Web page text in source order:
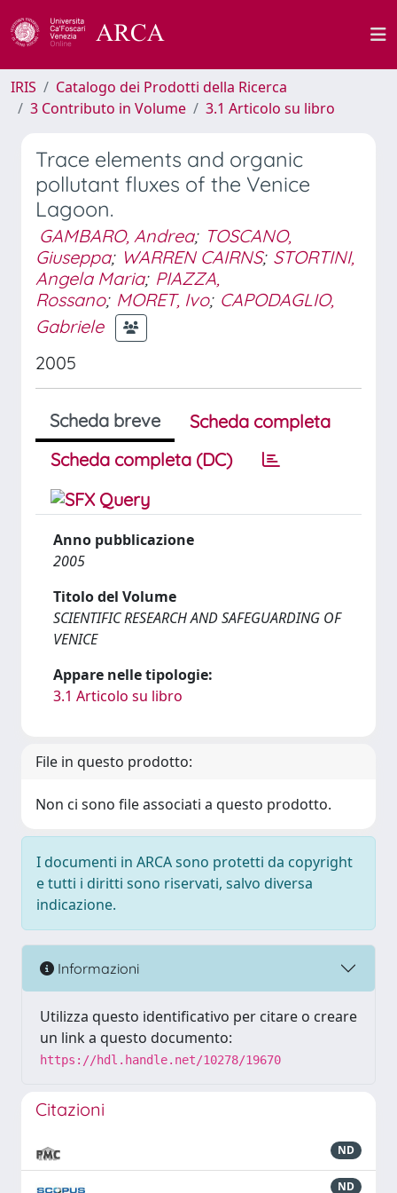
IRIS
Catalogo dei Prodotti della Ricerca
3 Contributo in Volume
3.1 Articolo su libro
Trace elements and organic
pollutant fluxes of the Venice
Lagoon.
GAMBARO, Andrea; TOSCANO,
Giuseppa; WARREN CAIRNS; STORTINI,
Angela Maria; PIAZZA,
Rossano; MORET, Ivo; CAPODAGLIO,
Gabriele
2005
Scheda breve
Scheda completa
Scheda completa (DC)
Anno pubblicazione
2005
Titolo del Volume
SCIENTIFIC RESEARCH AND SAFEGUARDING OF
VENICE
Appare nelle tipologie:
3.1 Articolo su libro
File in questo prodotto:
Non ci sono file associati a questo prodotto.
I documenti in ARCA sono protetti da copyright
e tutti i diritti sono riservati, salvo diversa
indicazione.
Informazioni
Utilizza questo identificativo per citare o creare
un link a questo documento:
https://hdl.handle.net/10278/19670
Citazioni
ND
ND